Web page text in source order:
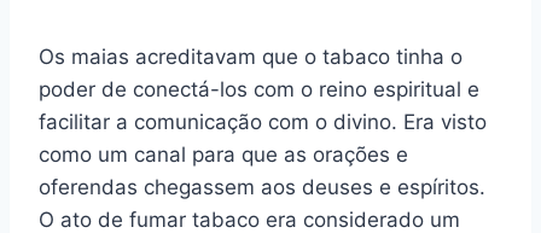
Os maias acreditavam que o tabaco tinha o
poder de conectá-los com o reino espiritual e
facilitar a comunicação com o divino. Era visto
como um canal para que as orações e
oferendas chegassem aos deuses e espíritos.
O ato de fumar tabaco era considerado um